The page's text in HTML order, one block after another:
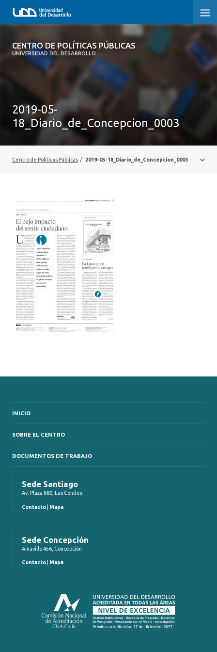
CENTRO DE POLÍTICAS PÚBLICAS
UNIVERSIDAD DEL DESARROLLO
CENTRO DE POLÍTICAS PÚBLICAS
DOCUMENTOS DE TRABAJO
2019-05-
18_Diario_de_Concepcion_0003
Centro de Políticas Públicas / 2019-05-18_Diario_de_Concepcion_0003
INICIO
SOBRE EL CENTRO
DOCUMENTOS DE TRABAJO
Sede Santiago
Av. Plaza 680, Las Condes
Contacto Mapa
Sede Concepción
Ainavillo 456, Concepción
Contacto Mapa